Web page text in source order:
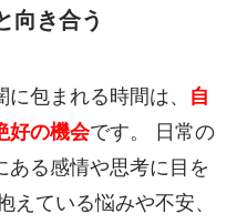
向き合う
包まれる時間は、
自
好の機会です。 日常の
ある感情や思考に目を
えている悩みや不安、